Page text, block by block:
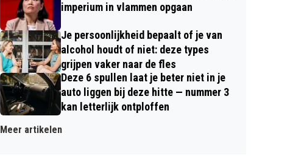
imperium in vlammen opgaan
Je persoonlijkheid bepaalt of je van
alcohol houdt of niet: deze types
grijpen vaker naar de fles
Deze 6 spullen laat je beter niet in je
auto liggen bij deze hitte — nummer 3
kan letterlijk ontploffen
Meer artikelen